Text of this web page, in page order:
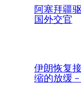
阿塞拜疆
国外交官
伊朗恢复
缩的放缓 –